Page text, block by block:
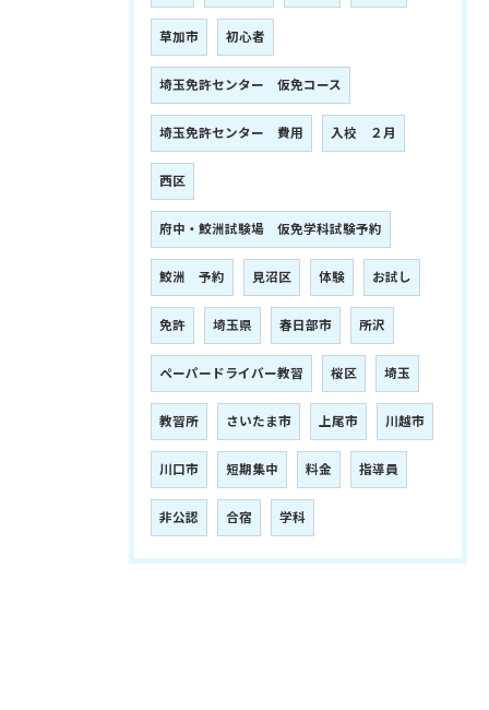
草加市 初心者
埼玉免許センター 仮免コース
埼玉免許センター 費用 入校 ２月
西区
府中・鮫洲試験場 仮免学科試験予約
鮫洲 予約 見沼区 体験 お試し
免許 埼玉県 春日部市 所沢
ペーパードライバー教習 桜区 埼玉
教習所 さいたま市 上尾市 川越市
川口市 短期集中 料金 指導員
非公認 合宿 学科